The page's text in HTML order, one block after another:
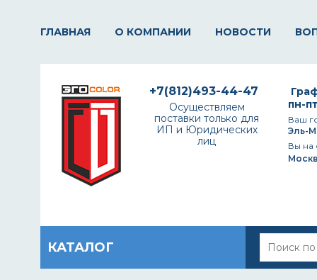
ГЛАВНАЯ О КОМПАНИИ НОВОСТИ
пн-
Ваш
Эль-
Вы на
+7(812)493-44-47
Осуществляем
поставки только для
ИП и Юридических
лиц
КАТАЛОГ